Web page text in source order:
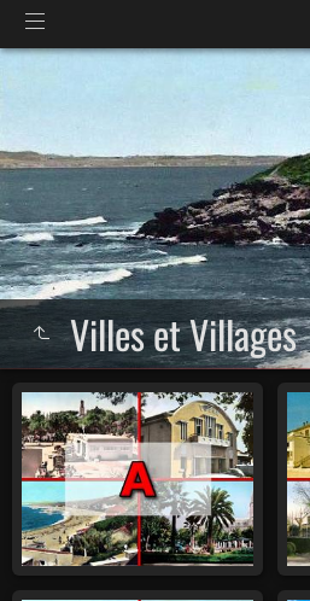
Villes et Villages